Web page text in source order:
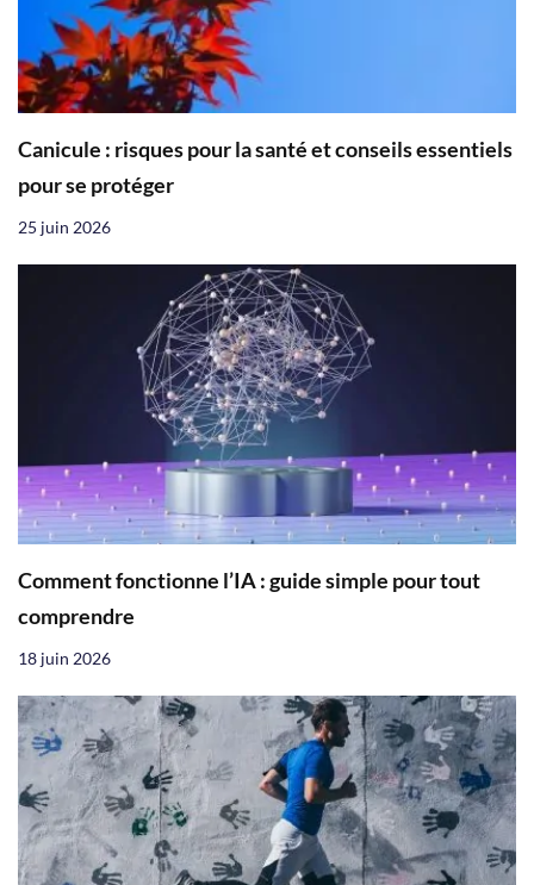
Canicule : risques pour la santé et conseils essentiels
pour se protéger
25 juin 2026
Comment fonctionne l’IA : guide simple pour tout
comprendre
18 juin 2026